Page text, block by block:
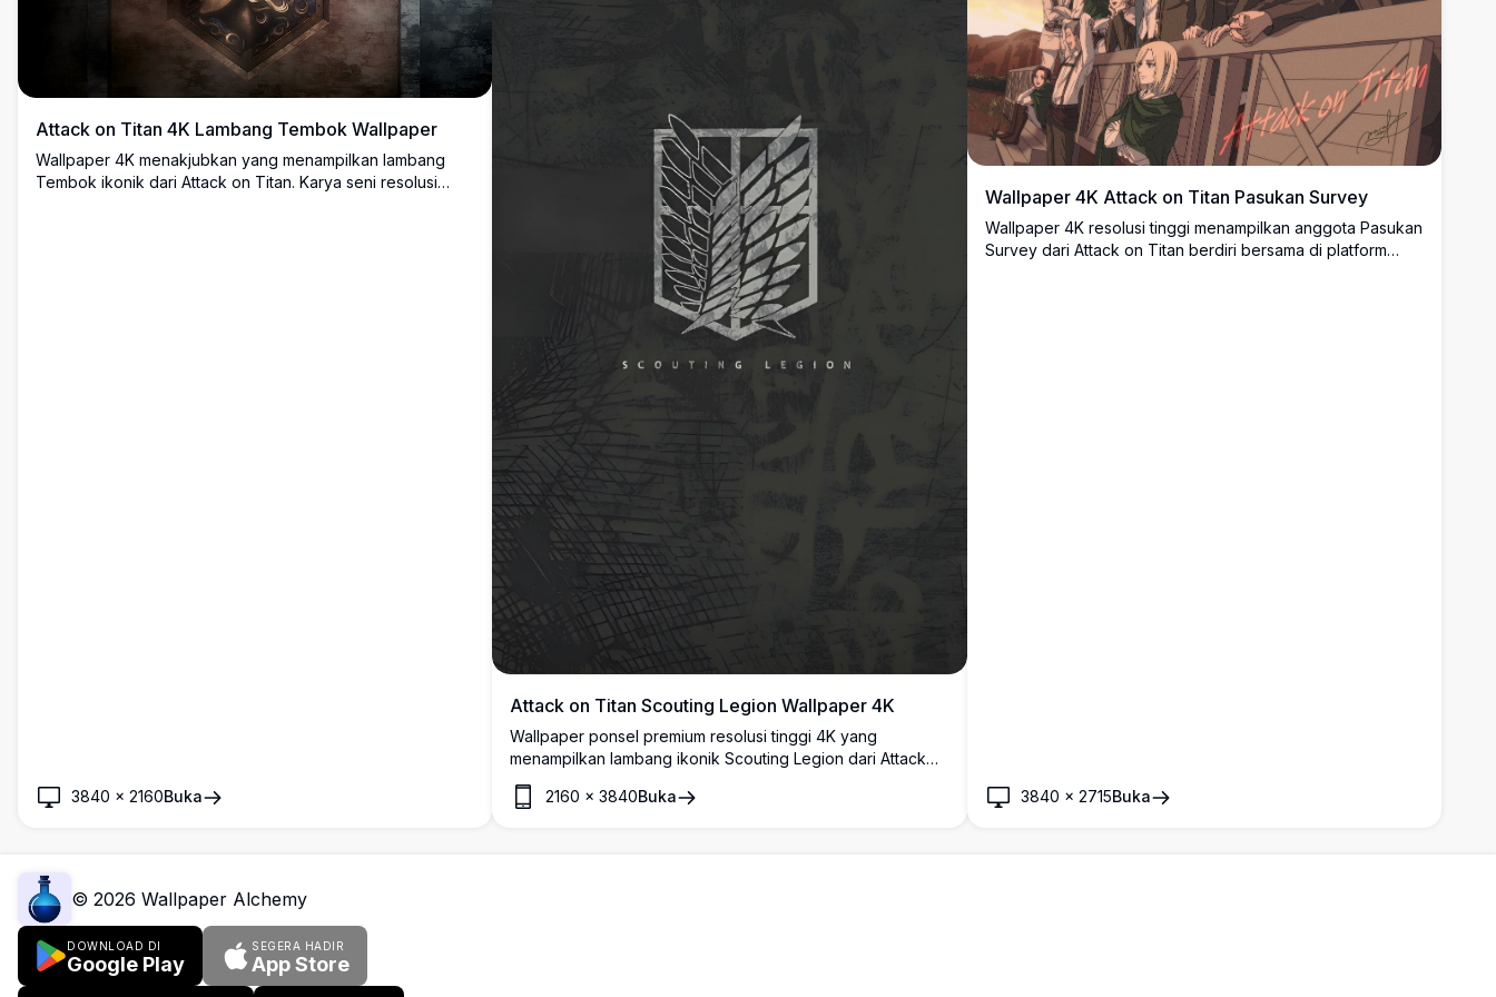
Attack on Titan 4K Lambang Tembok Wallpaper
Wallpaper 4K menakjubkan yang menampilkan lambang
Tembok ikonik dari Attack on Titan. Karya seni resolusi
3840 × 2160Buka
Attack on Titan Scouting Legion Wallpaper 4K
Wallpaper ponsel premium resolusi tinggi 4K yang
menampilkan lambang ikonik Scouting Legion dari Attack
on Titan. Latar belakang gelap bertekstur dengan simbol
sayap kebebasan Survey Corps dalam gaya putih usang,
2160 ×3840Buka
Wallpaper 4K Attack on Titan Pasukan Survey
Wallpaper 4K resolusi tinggi menampilkan anggota Pasukan
Survey dari Attack on Titan berdiri bersama di platform
3840 × 2715Buka
© 2026 Wallpaper Alchemy
DOWNLOAD DI
Google Play
SEGERA HADIR
App Store